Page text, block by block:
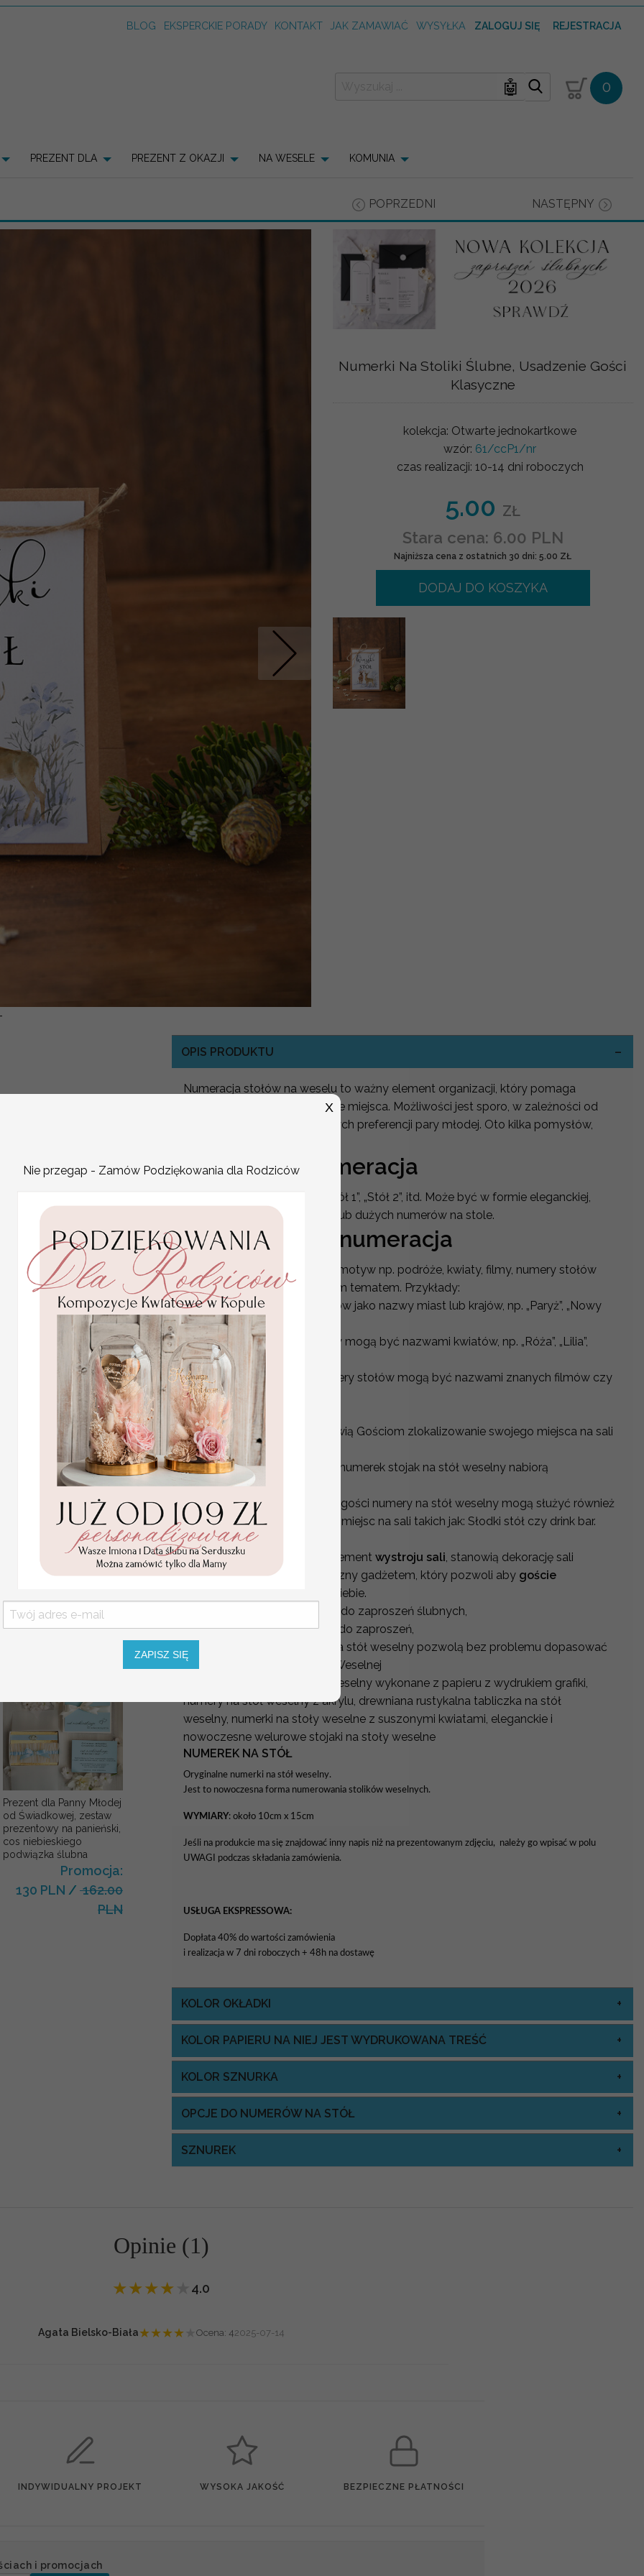
BLOG EKSPERCKIE PORADY KONTAKT JAK ZAMAWIAĆ WYSYŁKA ZALOGUJ SIĘ REJESTRACJA
🤖 0
PREZENT DLA PREZENT Z OKAZJI NA WESELE KOMUNIA
POPRZEDNI NASTĘPNY
Nastepne
Numerki Na Stoliki Ślubne, Usadzenie Gości
Klasyczne
kolekcja: Otwarte jednokartkowe
wzór: 61/ccP1/nr
czas realizacji: 10-14 dni roboczych
5.00 ZŁ
Stara cena: 6.00 PLN
Najniższa cena z ostatnich 30 dni: 5.00 ZŁ
DODAJ DO KOSZYKA
Statuetka pamiątka
Pierwszej Komunii w
pudełku,
personalizowana
Pamiątka Komunijna
opakowanie na pieniądze
Promocja:
105.00
PLN
podziękowanie dla Matki i
Ojca Chrzestnego Rama i
kwiaty , Flowerbox Serce
chrzestnych na Komunię
Promocja:
Prezent dla Panny Młodej
od Świadkowej, zestaw
prezentowy na panieński,
cos niebieskiego
podwiązka ślubna
Promocja:
130 PLN / 162.00
PLN
OPIS PRODUKTU
Numeracja stołów na weselu to ważny element organizacji, który pomaga
gościom łatwiej znaleźć swoje miejsca. Możliwości jest sporo, w zależności od
stylu wesela, a także osobistych preferencji pary młodej. Oto kilka pomysłów,
Tradycyjna numeracja
Prosta numeracja, czyli „Stół 1”, „Stół 2”, itd. Może być w formie eleganckiej,
minimalistycznej tabliczki lub dużych numerów na stole.
2.Tematyczna numeracja
Jeśli wesele ma określony motyw np. podróże, kwiaty, filmy, numery stołów
mogą być powiązane z tym tematem. Przykłady:
Podróże– numery stołów jako nazwy miast lub krajów, np. „Paryż”, „Nowy
Jork”, „Tokyo”.
Kwiaty
– numery stołów mogą być nazwami kwiatów, np. „Róża”, „Lilia”,
„Tulipan”.
Filmy lub książki
– numery stołów mogą być nazwami znanych filmów czy
postaci z literatury.
numerki na stoliki ślubne ułatwią Gościom zlokalizowanie swojego miejsca na sali
weselnej.
Wyjątkowa grafika sprawi, że numerek stojak na stół weselny nabiorą
dodatkowego uroku.
Spersonalizowane usadzenie gości numery na stół weselny mogą służyć również
do oznaczenia dodatkowych miejsc na sali takich jak: Słodki stół czy drink bar.
Numeracja stołów stanowi element wystroju sali, stanowią dekorację sali
weselnej jak i również praktyczny gadżetem, który pozwoli aby goście
znaleźli miejsce dla siebie.
Numery na stół dopasowane do zaproszeń ślubnych,
Dodatki ślubne dopasowane do zaproszeń,
Różnorodne wzory numery na stół weselny pozwolą bez problemu dopasować
do wystroju i charakteru Sali Weselnej
Oferujemy tabliczki na stół weselny wykonane z papieru z wydrukiem grafiki,
numery na stół weselny z akrylu, drewniana rustykalna tabliczka na stół
weselny, numerki na stoły weselne z suszonymi kwiatami, eleganckie i
nowoczesne welurowe stojaki na stoły weselne
NUMEREK NA STÓŁ
Oryginalne numerki na stół weselny.
Jest to nowoczesna forma numerowania stolików weselnych.
WYMIARY: około 10cm x 15cm
Jeśli na produkcie ma się znajdować inny napis niż na prezentowanym zdjęciu, należy go wpisać w polu
UWAGI podczas składania zamówienia.
USŁUGA EKSPRESSOWA:
Dopłata 40% do wartości zamówienia
i realizacja w 7 dni roboczych + 48h na dostawę
KOLOR OKŁADKI
KOLOR PAPIERU NA NIEJ JEST WYDRUKOWANA TREŚĆ
KOLOR SZNURKA
OPCJE DO NUMERÓW NA STÓŁ
SZNUREK
Opinie (1)
★★★★ 4.0
Agata Bielsko-Biała★★★★ Ocena: 42025-07-14
INDYWIDUALNY PROJEKT WYSOKA JAKOŚĆ BEZPIECZNE PŁATNOŚCI
i promocjach
Nie przegap - Zamów Podziękowania dla Rodziców
ZAPISZ SIĘ
X